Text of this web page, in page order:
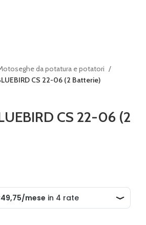
da potatura e potatori
CS 22-06 (2 Batterie)
CS 22-06 (2